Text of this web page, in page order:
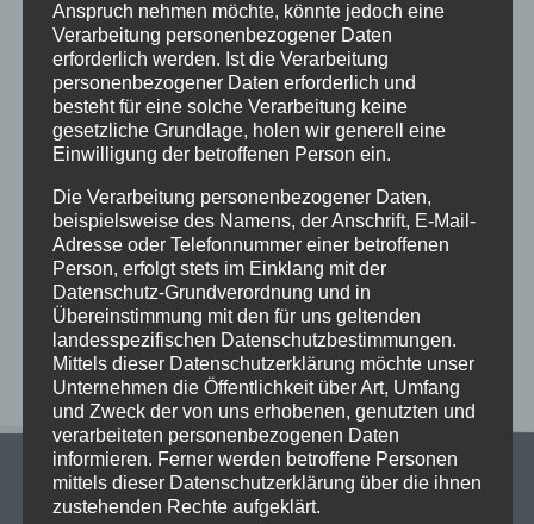
Neueste Beiträge
Schöne Sommerferien
Sportfest 2026 im Goystadion
Innenhofparty des Kollegiums – Kunst trifft
Gemeinschaft
Exkursionstag der Einführungsphase (EF/11)
Neueste Kommentare
Anspruch nehmen möchte, könnte jedoch eine
Verarbeitung personenbezogener Daten
erforderlich werden. Ist die Verarbeitung
personenbezogener Daten erforderlich und
besteht für eine solche Verarbeitung keine
gesetzliche Grundlage, holen wir generell eine
Einwilligung der betroffenen Person ein.
Die Verarbeitung personenbezogener Daten,
beispielsweise des Namens, der Anschrift, E-Mail-
Adresse oder Telefonnummer einer betroffenen
Person, erfolgt stets im Einklang mit der
Datenschutz-Grundverordnung und in
Übereinstimmung mit den für uns geltenden
landesspezifischen Datenschutzbestimmungen.
Mittels dieser Datenschutzerklärung möchte unser
Unternehmen die Öffentlichkeit über Art, Umfang
und Zweck der von uns erhobenen, genutzten und
verarbeiteten personenbezogenen Daten
informieren. Ferner werden betroffene Personen
mittels dieser Datenschutzerklärung über die ihnen
zustehenden Rechte aufgeklärt.